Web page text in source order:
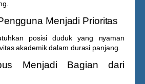
Menjadi Prioritas
posisi duduk yang nyaman
akademik dalam durasi panjang.
Menjadi Bagian dari